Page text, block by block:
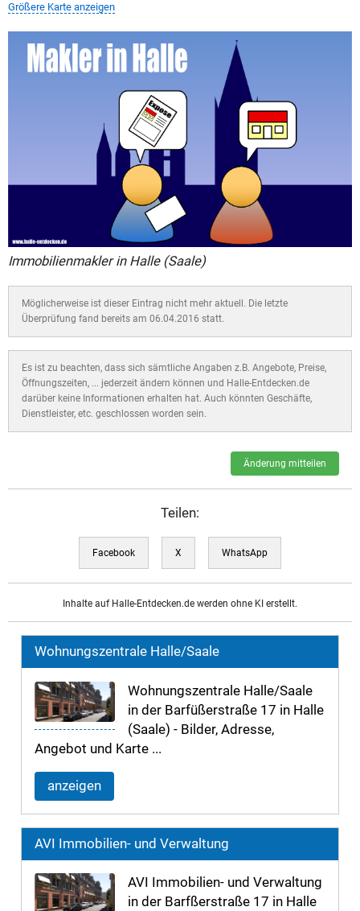
Größere Karte anzeigen
Immobilienmakler in Halle (Saale)
Möglicherweise ist dieser Eintrag nicht mehr aktuell. Die letzte
Überprüfung fand bereits am 06.04.2016 statt.
Es ist zu beachten, dass sich sämtliche Angaben z.B. Angebote, Preise,
Öffnungszeiten, ... jederzeit ändern können und Halle-Entdecken.de
darüber keine Informationen erhalten hat. Auch könnten Geschäfte,
Dienstleister, etc. geschlossen worden sein.
Änderung mitteilen
Teilen:
Facebook X WhatsApp
Inhalte auf Halle-Entdecken.de werden ohne KI erstellt.
Wohnungszentrale Halle/Saale
Wohnungszentrale Halle/Saale
in der Barfüßerstraße 17 in Halle
(Saale) - Bilder, Adresse,
Angebot und Karte ...
anzeigen
AVI Immobilien- und Verwaltung
AVI Immobilien- und Verwaltung
in der Barfßerstraße 17 in Halle